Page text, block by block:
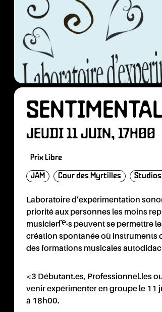
JEUDI 11 JUIN, 17H00
Prix Libre
JAM Cour des Myrtilles Studios
Laboratoire d’expérimentation
priorité aux personnes les moins
musicien·ne·s peuvent se permettre
création spontanée où instruments
des formations musicales
<3 Débutant.es, Professionnel.les
venir expérimenter en groupe le 11
à 18h00.